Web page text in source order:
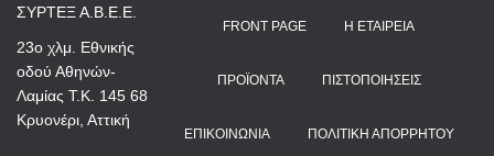
ΣΥΡΤΕΞ Α.Β.Ε.Ε.
23ο χλμ. Εθνικής
οδού Αθηνών-
Λαμίας Τ.Κ. 145 68
Κρυονέρι, Αττική
FRONT PAGE Η ΕΤΑΙΡΕΊΑ
ΠΡΟΪΌΝΤΑ ΠΙΣΤΟΠΟΙΉΣΕΙΣ
ΕΠΙΚΟΙΝΩΝΊΑ ΠΟΛΙΤΙΚΉ ΑΠΟΡΡΉΤΟΥ